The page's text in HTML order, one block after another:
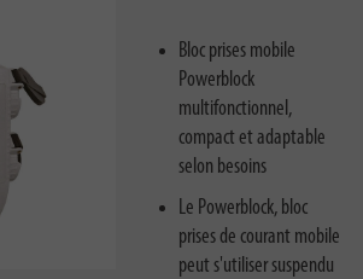
Bloc prises mobile
Powerblock
multifonctionnel,
compact et adaptable
selon besoins
Le Powerblock, bloc
prises de courant mobile
peut s'utiliser suspendu